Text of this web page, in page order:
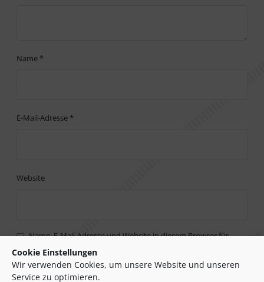
Cookie Einstellungen
Wir verwenden Cookies, um unsere Website und unseren
Service zu optimieren.
Name *
E-Mail-Adresse *
Website
Name, E-Mail-Adresse und Website in diesem Browser für
meinen nächsten Kommentar speichern.
Zum Kommune 360° Newsletter anmelden